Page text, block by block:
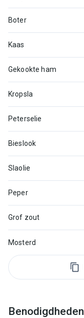
Boter
Kaas
Gekookte ham
Kropsla
Peterselie
Bieslook
Slaolie
Peper
Grof zout
Mosterd
Benodigdheden